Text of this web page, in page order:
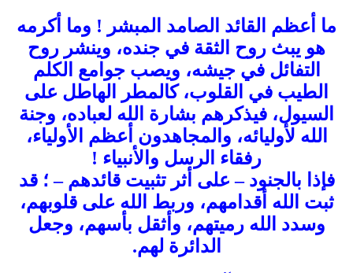
ما أعظم القائد الصامد المبشر ! وما أكرمه
هو يبث روح الثقة في جنده، وينشر روح
التفائل في جيشه، ويصب جوامع الكلم
الطيب في القلوب، كالمطر الهاطل على
السيول، فيذكرهم بشارة الله لعباده، وجنة
الله لأوليائه، والمجاهدون أعظم الأولياء،
رفقاء الرسل والأنبياء !
فإذا بالجنود – على أثر تثبيت قائدهم – ؛ قد
ثبت الله أقدامهم، وربط الله على قلوبهم،
وسدد الله رميتهم، وأثقل بأسهم، وجعل
الدائرة لهم.